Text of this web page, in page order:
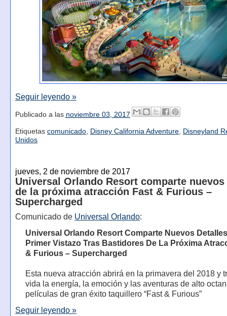
Seguir leyendo »
Publicado a las noviembre 03, 2017
Etiquetas comunicado, Disney California Adventure, Disneyland
Unidos
jueves, 2 de noviembre de 2017
Universal Orlando Resort comparte
de la próxima atracción Fast & Furious –
Supercharged
Comunicado de Universal Orlando:
Universal Orlando Resort Comparte Nuevos
Primer Vistazo Tras Bastidores De La Próxima
& Furious – Supercharged
Esta nueva atracción abrirá en la primavera del 2018 y
vida la energía, la emoción y las aventuras de alto
películas de gran éxito taquillero “Fast & Furious”
Seguir leyendo »